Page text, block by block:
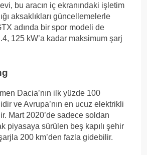
bu aracın iç ekranındaki işletim
aksaklıkları güncellemelerle
adında bir spor modeli de
125 kW’a kadar maksimum şarj
Dacia’nın ilk yüzde 100
ve Avrupa’nın en ucuz elektrikli
Mart 2020’de sadece soldan
piyasaya sürülen beş kapılı şehir
200 km’den fazla gidebilir.